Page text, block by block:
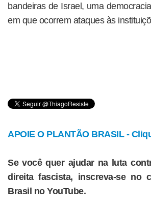
bandeiras de Israel, uma
em que ocorrem ataques às
APOIE O PLANTÃO BRASIL -
Se você quer ajudar na luta
direita fascista, inscreva-se no
Brasil no YouTube.